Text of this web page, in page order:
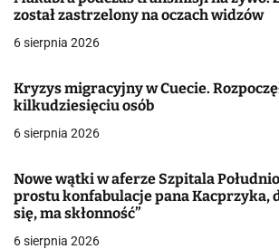
c
a
w
i
s
został zastrzelony na oczach widzów
6 sierpnia 2026
Kryzys migracyjny w Cuecie.
kilkudziesięciu osób
6 sierpnia 2026
Nowe wątki w aferze Szpitala
prostu konfabulacje pana Kacprzyka,
się, ma skłonność”
6 sierpnia 2026